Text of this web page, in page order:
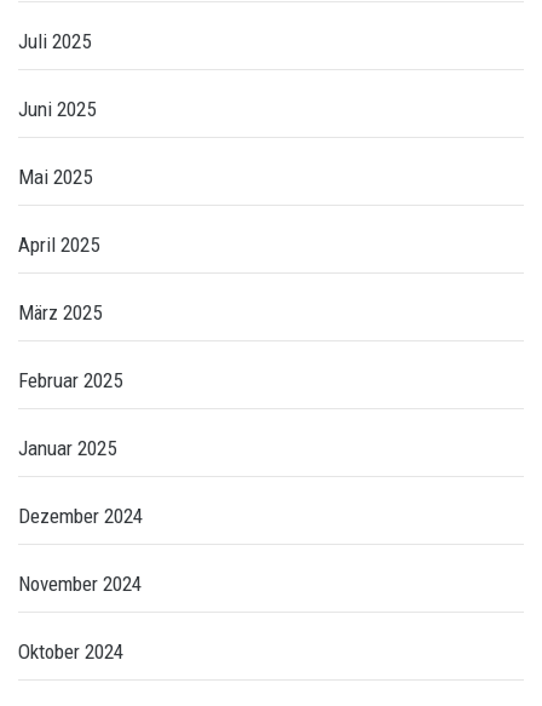
Juli 2025
Juni 2025
Mai 2025
April 2025
März 2025
Februar 2025
Januar 2025
Dezember 2024
November 2024
Oktober 2024